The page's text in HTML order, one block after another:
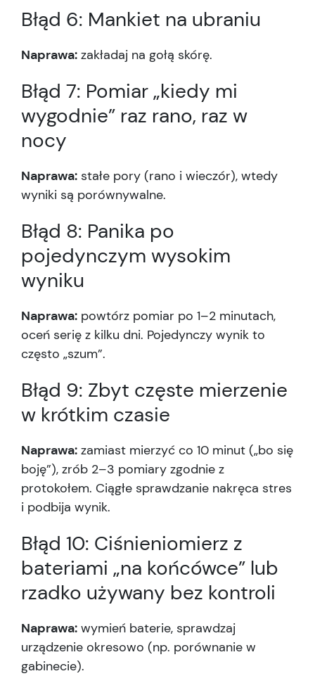
Błąd 6: Mankiet na ubraniu
Naprawa: zakładaj na gołą skórę.
Błąd 7: Pomiar „kiedy mi
wygodnie” raz rano, raz w
nocy
Naprawa: stałe pory (rano i wieczór), wtedy
wyniki są porównywalne.
Błąd 8: Panika po
pojedynczym wysokim
wyniku
Naprawa: powtórz pomiar po 1–2 minutach,
oceń serię z kilku dni. Pojedynczy wynik to
często „szum”.
Błąd 9: Zbyt częste mierzenie
w krótkim czasie
Naprawa: zamiast mierzyć co 10 minut („bo się
boję”), zrób 2–3 pomiary zgodnie z
protokołem. Ciągłe sprawdzanie nakręca stres
i podbija wynik.
Błąd 10: Ciśnieniomierz z
bateriami „na końcówce” lub
rzadko używany bez kontroli
Naprawa: wymień baterie, sprawdzaj
urządzenie okresowo (np. porównanie w
gabinecie).